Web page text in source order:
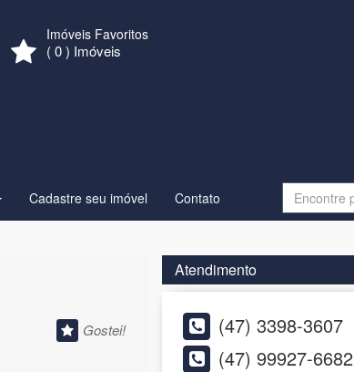
Imóveis Favoritos
(0) Imóveis
Cadastre seu imóvel Contato
Gostei!
Atendimento
(47) 3398-3607
(47) 99927-6682